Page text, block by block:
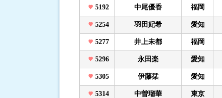
5192 中尾優香 福岡
5254 羽田妃希 愛知
5277 井上未都 福岡
5296 永田楽 愛知
5305 伊藤栞 愛知
5314 中曽瑠華 東京